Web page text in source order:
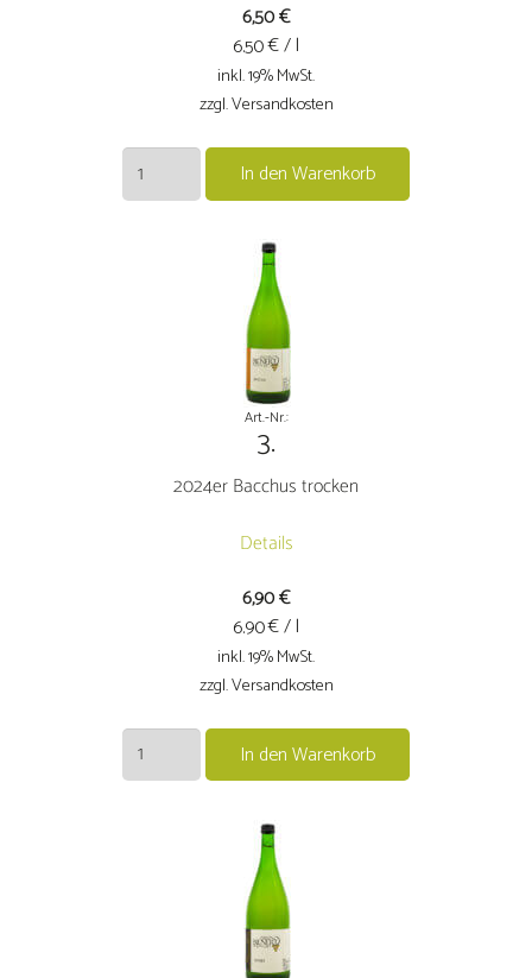
6,50€
6.50€ / l
inkl. 19% MwSt.
zzgl. Versandkosten
2024er
Müller-
In den Warenkorb
Art.-Nr.:
3.
2024er Bacchus trocken
Details
6,90€
6.90€ / l
inkl. 19% MwSt.
zzgl. Versandkosten
2024er
Bacchus
In den Warenkorb